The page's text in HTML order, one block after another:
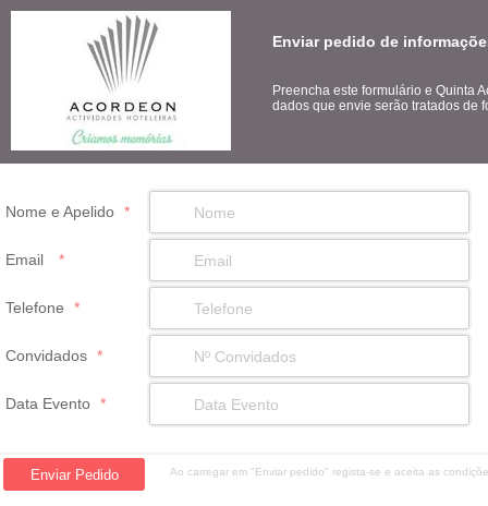
Enviar pedido de
Preencha este formulário e Quinta
dados que envie serão tratados de
Nome e Apelido *
Email *
Telefone *
Convidados *
Data Evento *
Ao carregar em "Enviar pedido" regista-se e aceita as